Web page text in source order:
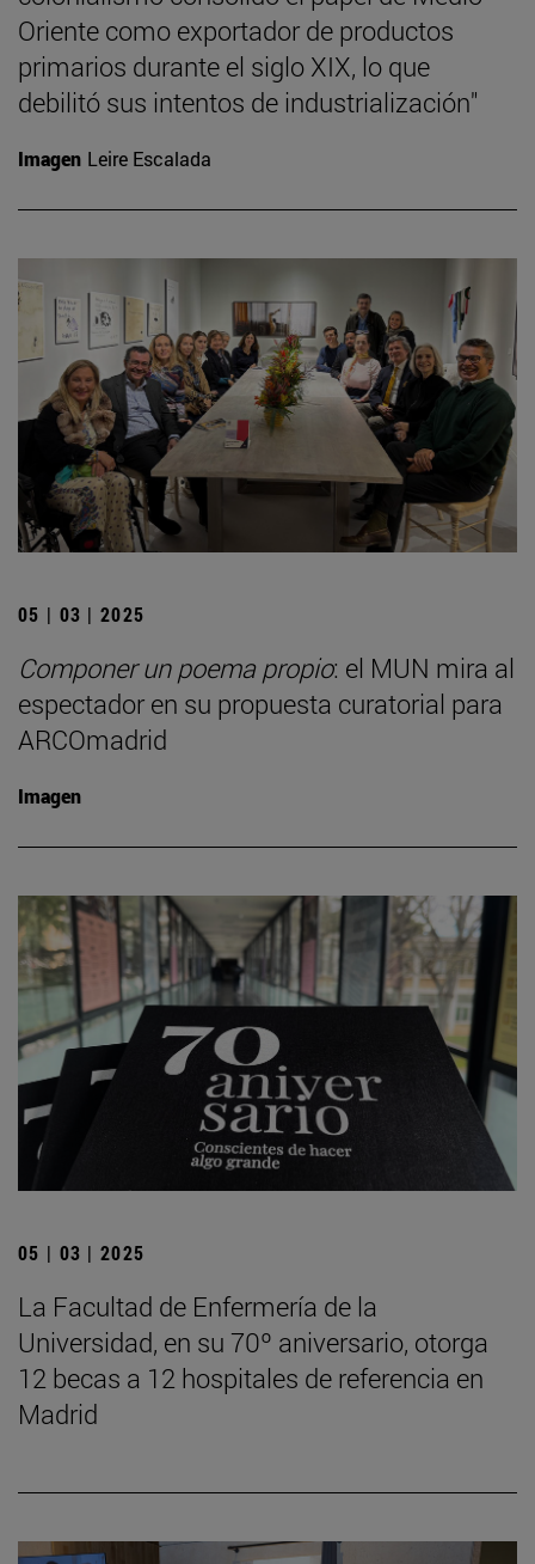
Oriente como exportador de productos
primarios durante el siglo XIX, lo que
debilitó sus intentos de industrialización"
Imagen Leire Escalada
05 | 03 | 2025
Componer un poema propio: el MUN mira al
espectador en su propuesta curatorial para
ARCOmadrid
Imagen
05 | 03 | 2025
La Facultad de Enfermería de la
Universidad, en su 70º aniversario, otorga
12 becas a 12 hospitales de referencia en
Madrid